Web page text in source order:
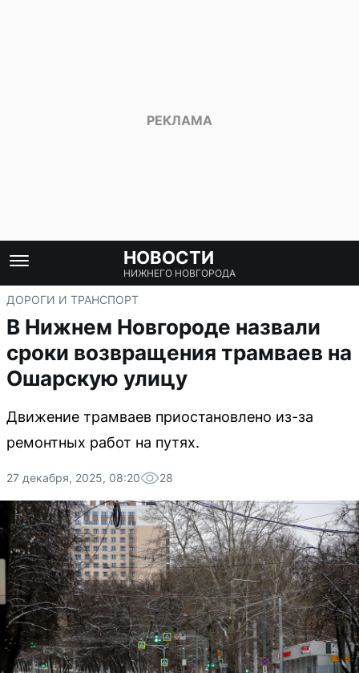
НОВОСТИ
НИЖНЕГО НОВГОРОДА
ДОРОГИ И ТРАНСПОРТ
В Нижнем Новгороде назвали
сроки возвращения трамваев на
Ошарскую улицу
Движение трамваев приостановлено из-за
ремонтных работ на путях.
27 декабря, 2025, 08:20 28